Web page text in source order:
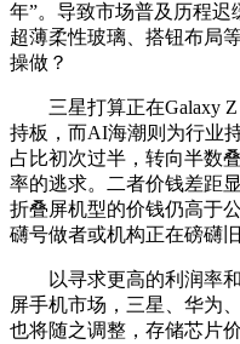
年”。导致市场普及历程迟
超薄柔性玻璃、搭钮布局
操做？
三星打算正在Galaxy Z
持板，而AI海潮则为行业
占比初次过半，转向半数
率的逃求。二者价钱差距
折叠屏机型的价钱仍高于
礴号做者或机构正在磅礴
以寻求更高的利润率和
屏手机市场，三星、华为
也将随之调整，存储芯片